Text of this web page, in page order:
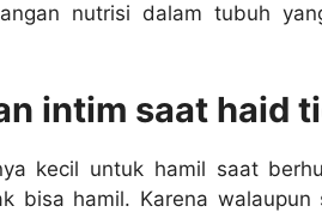
nutrisi dalam tubuh
intim saat haid
kecil untuk hamil saat
bisa hamil. Karena